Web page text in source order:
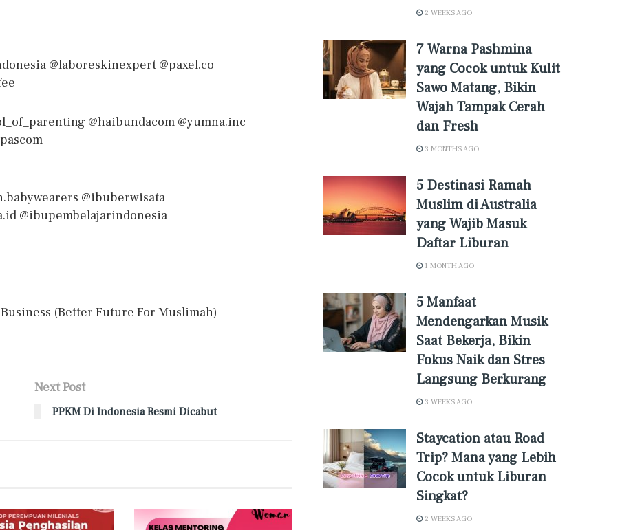
@laboreskinexpert @paxel.co
@haibundacom @yumna.inc
@ibuberwisata
@ibupembelajarindonesia
(Better Future For Muslimah)
Next Post
PPKM Di Indonesia Resmi Dicabut
2 WEEKS AGO
7 Warna Pashmina
yang Cocok untuk Kulit
Sawo Matang, Bikin
Wajah Tampak Cerah
dan Fresh
3 MONTHS AGO
5 Destinasi Ramah
Muslim di Australia
yang Wajib Masuk
Daftar Liburan
1 MONTH AGO
5 Manfaat
Mendengarkan Musik
Saat Bekerja, Bikin
Fokus Naik dan Stres
Langsung Berkurang
3 WEEKS AGO
Staycation atau Road
Trip? Mana yang Lebih
Cocok untuk Liburan
Singkat?
2 WEEKS AGO